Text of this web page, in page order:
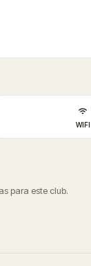
WIFI
para este club.